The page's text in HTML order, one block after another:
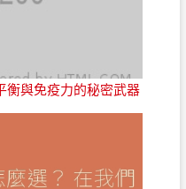
衡與免疫力的秘密武器